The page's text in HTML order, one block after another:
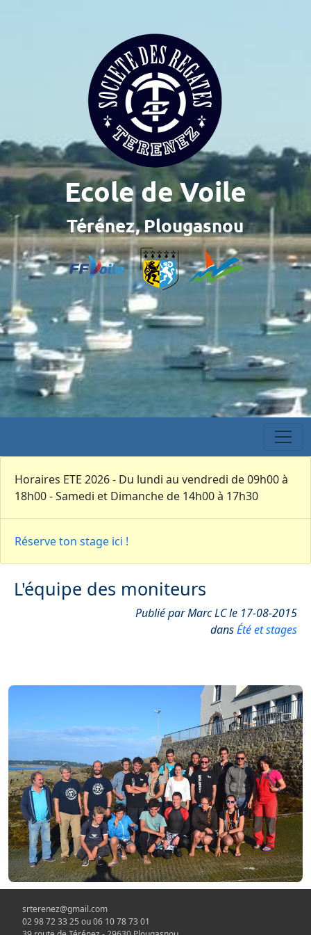
Horaires ETE 2026 - Du lundi au vendredi de 09h00 à
18h00 - Samedi et Dimanche de 14h00 à 17h30
Réserve ton stage ici !
L'équipe des moniteurs
Publié par Marc LC le 17-08-2015
dansÉté et stages
srterenez@gmail.com
02 98 72 33 25 ou 06 10 78 73 01